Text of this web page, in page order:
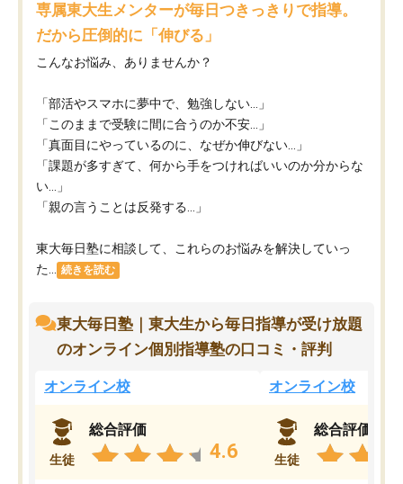
専属東大生メンターが毎日つきっきりで指導。
だから圧倒的に「伸びる」
こんなお悩み、ありませんか？
「部活やスマホに夢中で、勉強しない…」
「このままで受験に間に合うのか不安…」
「真面目にやっているのに、なぜか伸びない…」
「課題が多すぎて、何から手をつければいいのか分からな
い…」
「親の言うことは反発する…」
東大毎日塾に相談して、これらのお悩みを解決していっ
た...
続きを読む
東大毎日塾｜東大生から毎日指導が受け放題
のオンライン個別指導塾の口コミ・評判
オンライン校
生徒
総合評価
4.6
オンライン校
生徒
総合評価